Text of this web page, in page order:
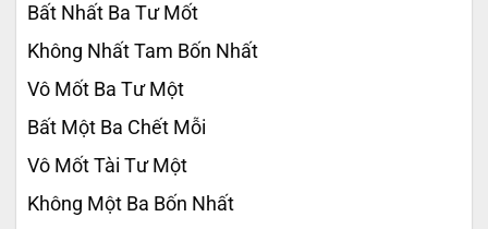
Bất Nhất Ba Tư Mốt
Không Nhất Tam Bốn Nhất
Vô Mốt Ba Tư Một
Bất Một Ba Chết Mỗi
Vô Mốt Tài Tư Một
Không Một Ba Bốn Nhất